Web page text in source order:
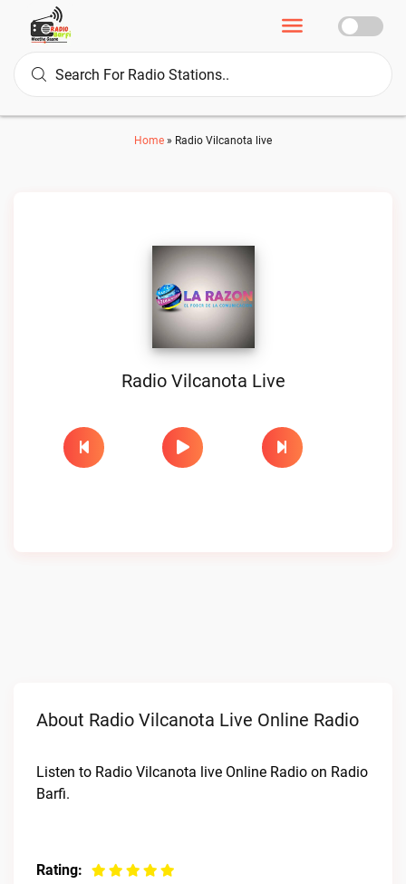
Home » Radio Vilcanota live
Radio Vilcanota Live
About Radio Vilcanota Live Online Radio
Listen to Radio Vilcanota live Online Radio on Radio
Barfi.
Rating: